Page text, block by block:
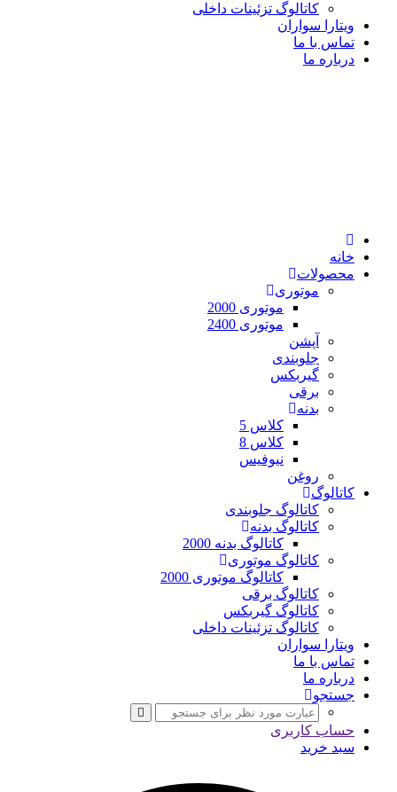
کاتالوگ تزئینات داخلی
ویتارا سواران
تماس با ما
درباره ما
خانه
محصولات
موتوری
موتوری 2000
موتوری 2400
آپشن
جلوبندی
گیربکس
برقی
بدنه
کلاس 5
کلاس 8
نیوفیس
روغن
کاتالوگ
کاتالوگ جلوبندی
کاتالوگ بدنه
کاتالوگ بدنه 2000
کاتالوگ موتوری
کاتالوگ موتوری 2000
کاتالوگ برقی
کاتالوگ گیربکس
کاتالوگ تزئینات داخلی
ویتارا سواران
تماس با ما
درباره ما
جستجو
حساب کاربری
سبد خرید